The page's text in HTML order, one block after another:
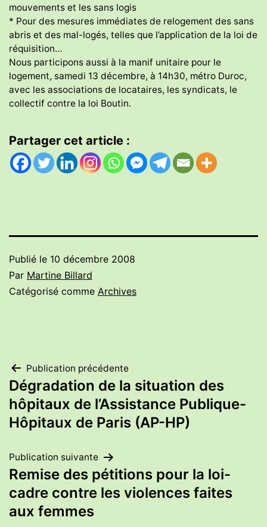
mouvements et les sans logis
* Pour des mesures immédiates de relogement des sans
abris et des mal-logés, telles que l’application de la loi de
réquisition…
Nous participons aussi à la manif unitaire pour le
logement, samedi 13 décembre, à 14h30, métro Duroc,
avec les associations de locataires, les syndicats, le
collectif contre la loi Boutin.
Partager cet article :
Publié le 10 décembre 2008
Par Martine Billard
Catégorisé comme Archives
Navigation
de
l’article
Publication précédente
Dégradation de la situation des
hôpitaux de l’Assistance Publique-
Hôpitaux de Paris (AP-HP)
Publication suivante
Remise des pétitions pour la loi-
cadre contre les violences faites
aux femmes